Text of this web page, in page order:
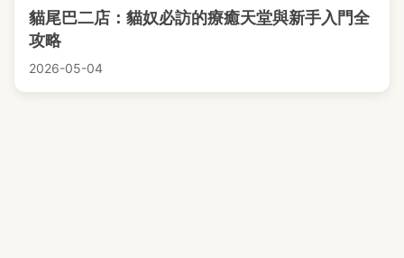
貓尾巴二店：貓奴必訪的療癒天堂與新手入門全
攻略
2026-05-04